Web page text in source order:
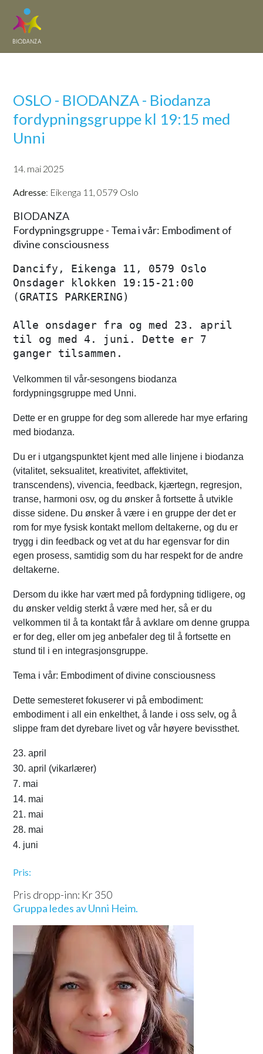
OSLO - BIODANZA - Biodanza
fordypningsgruppe kl 19:15 med
Unni
14. mai 2025
Adresse: Eikenga 11, 0579 Oslo
BIODANZA
Fordypningsgruppe - Tema i vår: Embodiment of
divine consciousness
Dancify, Eikenga 11, 0579 Oslo
Onsdager klokken 19:15-21:00
(GRATIS PARKERING)
Alle onsdager fra og med 23. april
til og med 4. juni. Dette er 7
ganger tilsammen.
Velkommen til vår-sesongens biodanza
fordypningsgruppe med Unni.
Dette er en gruppe for deg som allerede har mye erfaring
med biodanza.
Du er i utgangspunktet kjent med alle linjene i biodanza
(vitalitet, seksualitet, kreativitet, affektivitet,
transcendens), vivencia, feedback, kjærtegn, regresjon,
transe, harmoni osv, og du ønsker å fortsette å utvikle
disse sidene. Du ønsker å være i en gruppe der det er
rom for mye fysisk kontakt mellom deltakerne, og du er
trygg i din feedback og vet at du har egensvar for din
egen prosess, samtidig som du har respekt for de andre
deltakerne.
Dersom du ikke har vært med på fordypning tidligere, og
du ønsker veldig sterkt å være med her, så er du
velkommen til å ta kontakt får å avklare om denne gruppa
er for deg, eller om jeg anbefaler deg til å fortsette en
stund til i en integrasjonsgruppe.
Tema i vår: Embodiment of divine consciousness
Dette semesteret fokuserer vi på embodiment:
embodiment i all ein enkelthet, å lande i oss selv, og å
slippe fram det dyrebare livet og vår høyere bevissthet.
23. april
30. april (vikarlærer)
7. mai
14. mai
21. mai
28. mai
4. juni
Pris:
Pris dropp-inn: Kr 350
Gruppa ledes av Unni Heim.